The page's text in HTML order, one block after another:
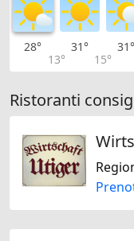
28°
13°
31°
15°
31°
Ristoranti